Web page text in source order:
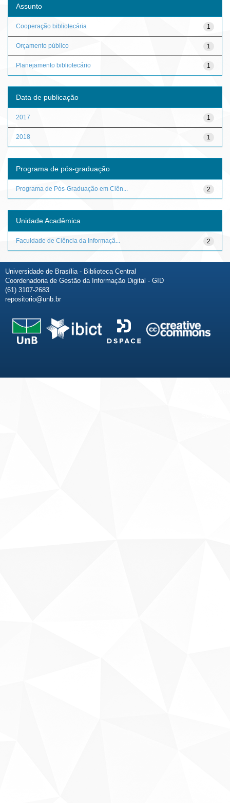
Assunto
1
Cooperação bibliotecária
1
Orçamento público
1
Planejamento bibliotecário
Data de publicação
1
2017
1
2018
Programa de pós-graduação
2
Programa de Pós-Graduação em Ciên...
Unidade Acadêmica
2
Faculdade de Ciência da Informaçã...
Universidade de Brasília - Biblioteca Central
Coordenadoria de Gestão da Informação Digital - GID
(61) 3107-2683
repositorio@unb.br